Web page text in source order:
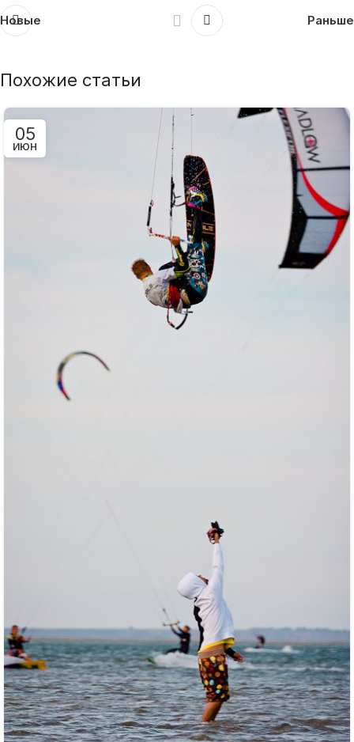
Новые Раньше
Похожие статьи
05
ИЮН